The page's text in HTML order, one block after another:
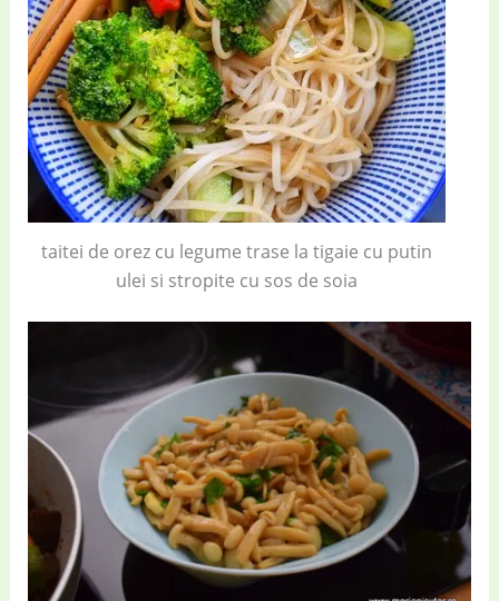
taitei de orez cu legume trase la tigaie cu putin
ulei si stropite cu sos de soia